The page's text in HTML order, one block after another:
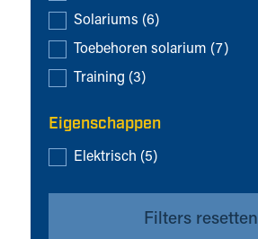
Solariums (6)
Toebehoren solarium (7)
Training (3)
Eigenschappen
Eigenschappen
Elektrisch (5)
Filters resetten